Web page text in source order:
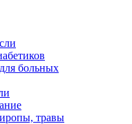
больных
травы